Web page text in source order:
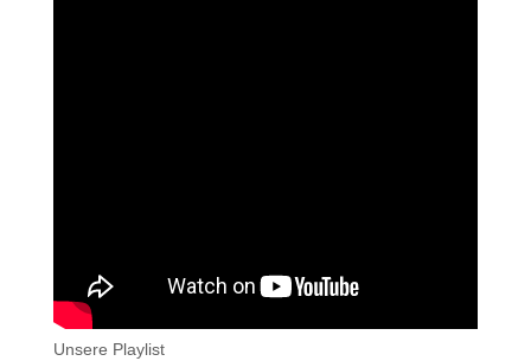
Unsere Playlist